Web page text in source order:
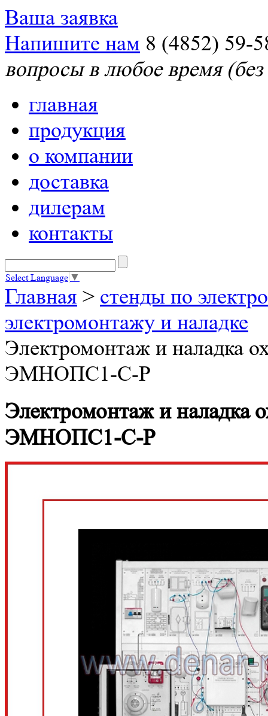
Ваша заявка
Напишите нам 8 (4852) 59-
вопросы в любое время
главная
продукция
о компании
доставка
дилерам
контакты
Select Language ▼
Главная > стенды по
электромонтажу и наладке
Электромонтаж и наладка
ЭМНОПС1-С-Р
Электромонтаж и наладка
ЭМНОПС1-С-Р